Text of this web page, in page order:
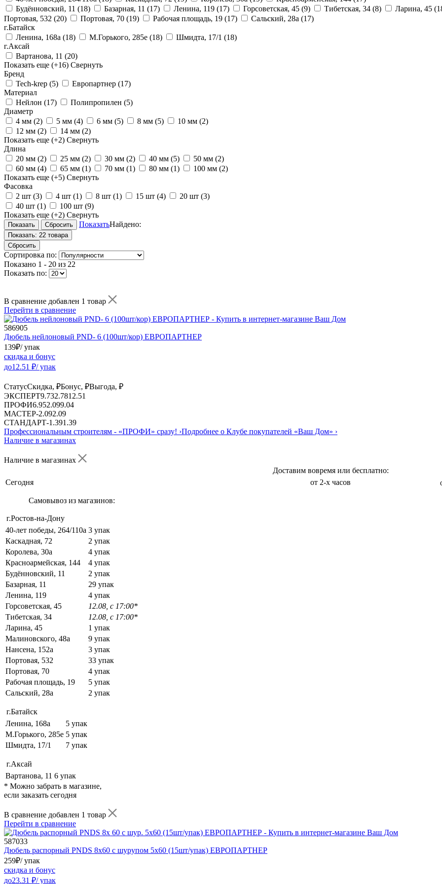
Будённовский, 11 (18) Базарная, 11 (17) Ленина, 119 (17) Горсоветская, 45 (9) Тибетская, 34 (8) Ларина, 45
Портовая, 532 (20) Портовая, 70 (19) Рабочая площадь, 19 (17) Сальский, 28a (17)
г.Батайск
Ленина, 168а (18) М.Горького, 285е (18) Шмидта, 17/1 (18)
г.Аксай
Вартанова, 11 (20)
Показать еще (+16) Свернуть
Бренд
Tech-krep (5) Европартнер (17)
Материал
Нейлон (17) Полипропилен (5)
Диаметр
4 мм (2) 5 мм (4) 6 мм (5) 8 мм (5) 10 мм (2)
12 мм (2) 14 мм (2)
Показать еще (+2) Свернуть
Длина
20 мм (2) 25 мм (2) 30 мм (2) 40 мм (5) 50 мм (2)
60 мм (4) 65 мм (1) 70 мм (1) 80 мм (1) 100 мм (2)
Показать еще (+5) Свернуть
Фасовка
2 шт (3) 4 шт (1) 8 шт (1) 15 шт (4) 20 шт (3)
40 шт (1) 100 шт (9)
Показать еще (+2) Свернуть
ПоказатьНайдено:
Показать: 22 товара
Сбросить
Сортировка по:
Показано 1 - 20 из 22
Показать по:
В сравнение добавлен 1 товар
Перейти в сравнение
586905
Дюбель нейлоновый PND- 6 (100шт/кор) ЕВРОПАРТНЕР
139₽/ упак
скидка и бонус
до12.51 ₽/ упак
СтатусСкидка, ₽Бонус, ₽Выгода, ₽
ЭКСПЕРТ9.732.7812.51
ПРОФИ6.952.099.04
МАСТЕР-2.092.09
СТАНДАРТ-1.391.39
Профессиональным строителям - «ПРОФИ» сразу! ›Подробнее о Клубе покупателей «Ваш Дом» ›
Наличие в магазинах
Наличие в магазинах
Доставим вовремя или бесплатно:
Сегодня
от 2-х часов
Самовывоз из магазинов:
г.Ростов-на-Дону
40-лет победы, 264/110а 3 упак
Каскадная, 72
2 упак
Королева, 30а
4 упак
Красноармейская, 144
4 упак
Будённовский, 11
2 упак
Базарная, 11
29 упак
Ленина, 119
4 упак
Горсоветская, 45
12.08, с 17:00*
Тибетская, 34
12.08, с 17:00*
Ларина, 45
1 упак
Малиновского, 48а
9 упак
Нансена, 152а
3 упак
Портовая, 532
33 упак
Портовая, 70
4 упак
Рабочая площадь, 19
5 упак
Сальский, 28a
2 упак
г.Батайск
Ленина, 168а
5 упак
М.Горького, 285е 5 упак
Шмидта, 17/1
7 упак
г.Аксай
Вартанова, 11 6 упак
* Можно забрать в магазине,
если заказать сегодня
В сравнение добавлен 1 товар
Перейти в сравнение
587033
Дюбель распорный PNDS 8x60 с шурупом 5х60 (15шт/упак) ЕВРОПАРТНЕР
259₽/ упак
скидка и бонус
до23.31 ₽/ упак